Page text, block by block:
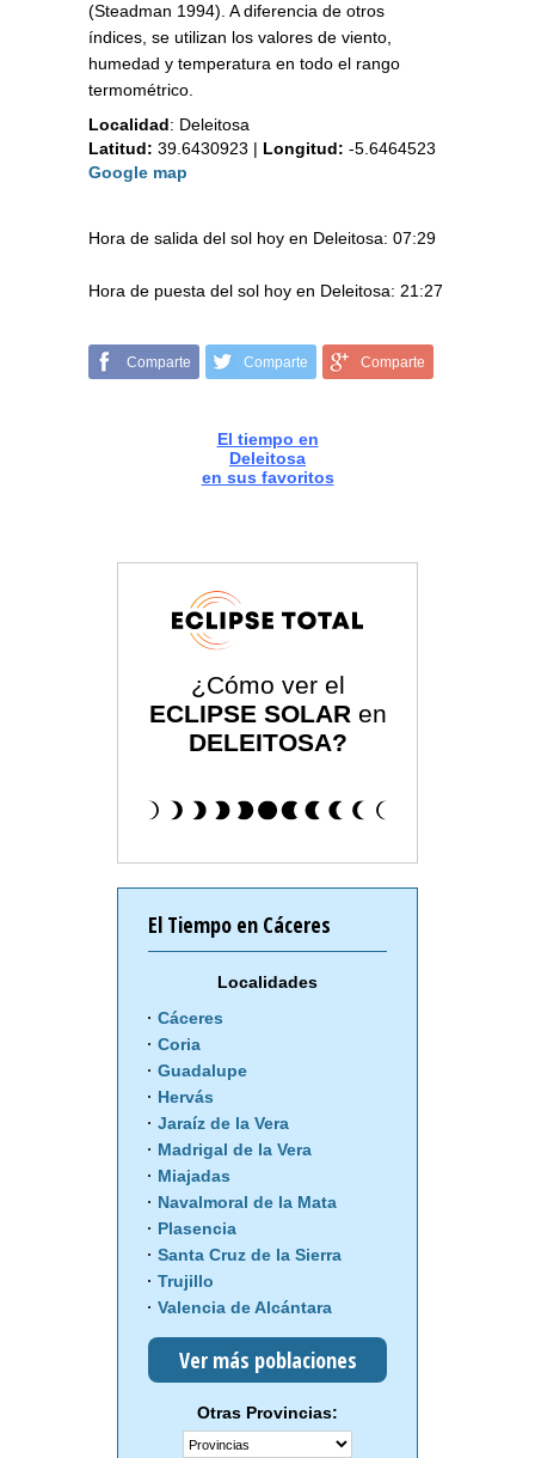
(Steadman 1994). A diferencia de otros
índices, se utilizan los valores de viento,
humedad y temperatura en todo el rango
termométrico.
Localidad: Deleitosa
Latitud: 39.6430923 | Longitud: -5.6464523
Google map
Hora de salida del sol hoy en Deleitosa: 07:29
Hora de puesta del sol hoy en Deleitosa: 21:27
Comparte Comparte Comparte
El tiempo en
Deleitosa
en sus favoritos
¿Cómo ver el
ECLIPSE SOLAR en
DELEITOSA?
El Tiempo en Cáceres
Localidades
Cáceres
Coria
Guadalupe
Hervás
Jaraíz de la Vera
Madrigal de la Vera
Miajadas
Navalmoral de la Mata
Plasencia
Santa Cruz de la Sierra
Trujillo
Valencia de Alcántara
Ver más poblaciones
Otras Provincias: